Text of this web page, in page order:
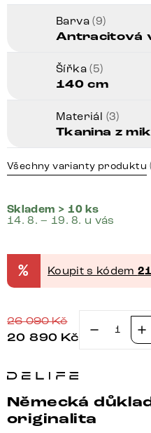
Barva(9)
Antracitová
Šířka(5)
140 cm
Materiál (3)
Tkanina z
Všechny varianty produktu
Skladem > 10 ks
14. 8. – 19. 8. u vás
% Koupit s kódem
26 090Kč
20 890 Kč
Boxspring
140x200
cm
Německá
originalita